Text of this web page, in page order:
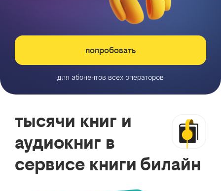
попробовать
для абонентов всех операторов
тысячи книг и
аудиокниг в
сервисе книги билайн